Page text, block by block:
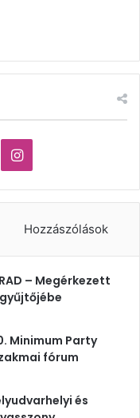
Instagram
Hozzászólások
– Megérkezett
Minimum Party
fórum
és